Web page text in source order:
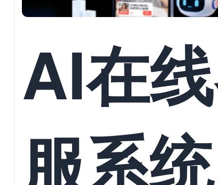
AI在
服系